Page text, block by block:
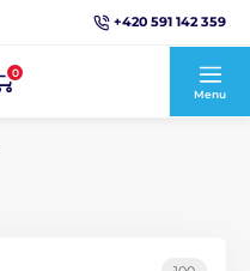
+420 591 142 359
0
Menu